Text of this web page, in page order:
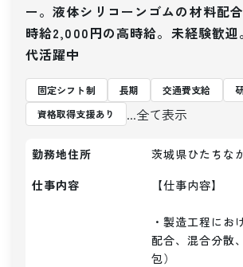
ー。液体シリコーンゴムの材料配合
時給2,000円の高時給。未経験歓
代活躍中
固定シフト制 長期 交通費支給
資格取得支援あり
...全て表示
勤務地住所
茨城県ひたちな
仕事内容
【仕事内容】
・製造工程にお
配合、混合分散
包）